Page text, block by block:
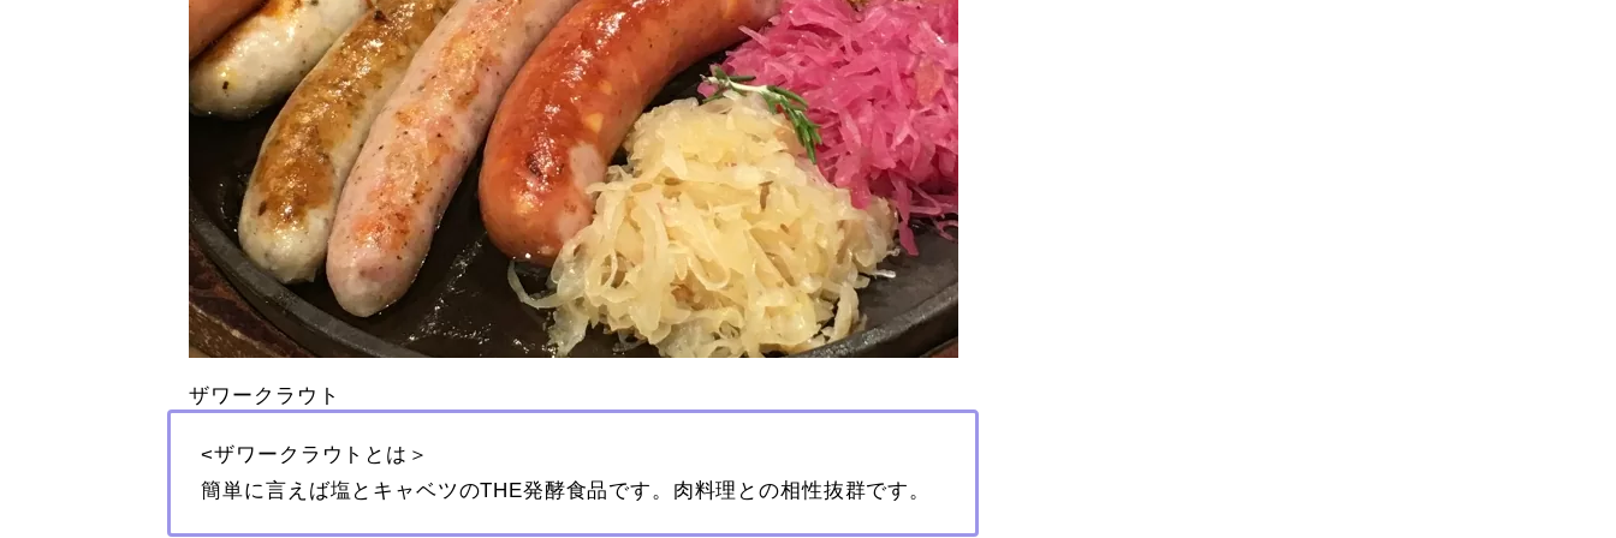
ザワークラウト
<ザワークラウトとは＞
簡単に言えば塩とキャベツのTHE発酵食品です。肉料理との相性抜群です。